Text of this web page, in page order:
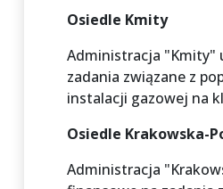
Osiedle Kmity
Administracja "Kmity"
zadania związane z
instalacji gazowej na
Osiedle Krakowska-
Administracja